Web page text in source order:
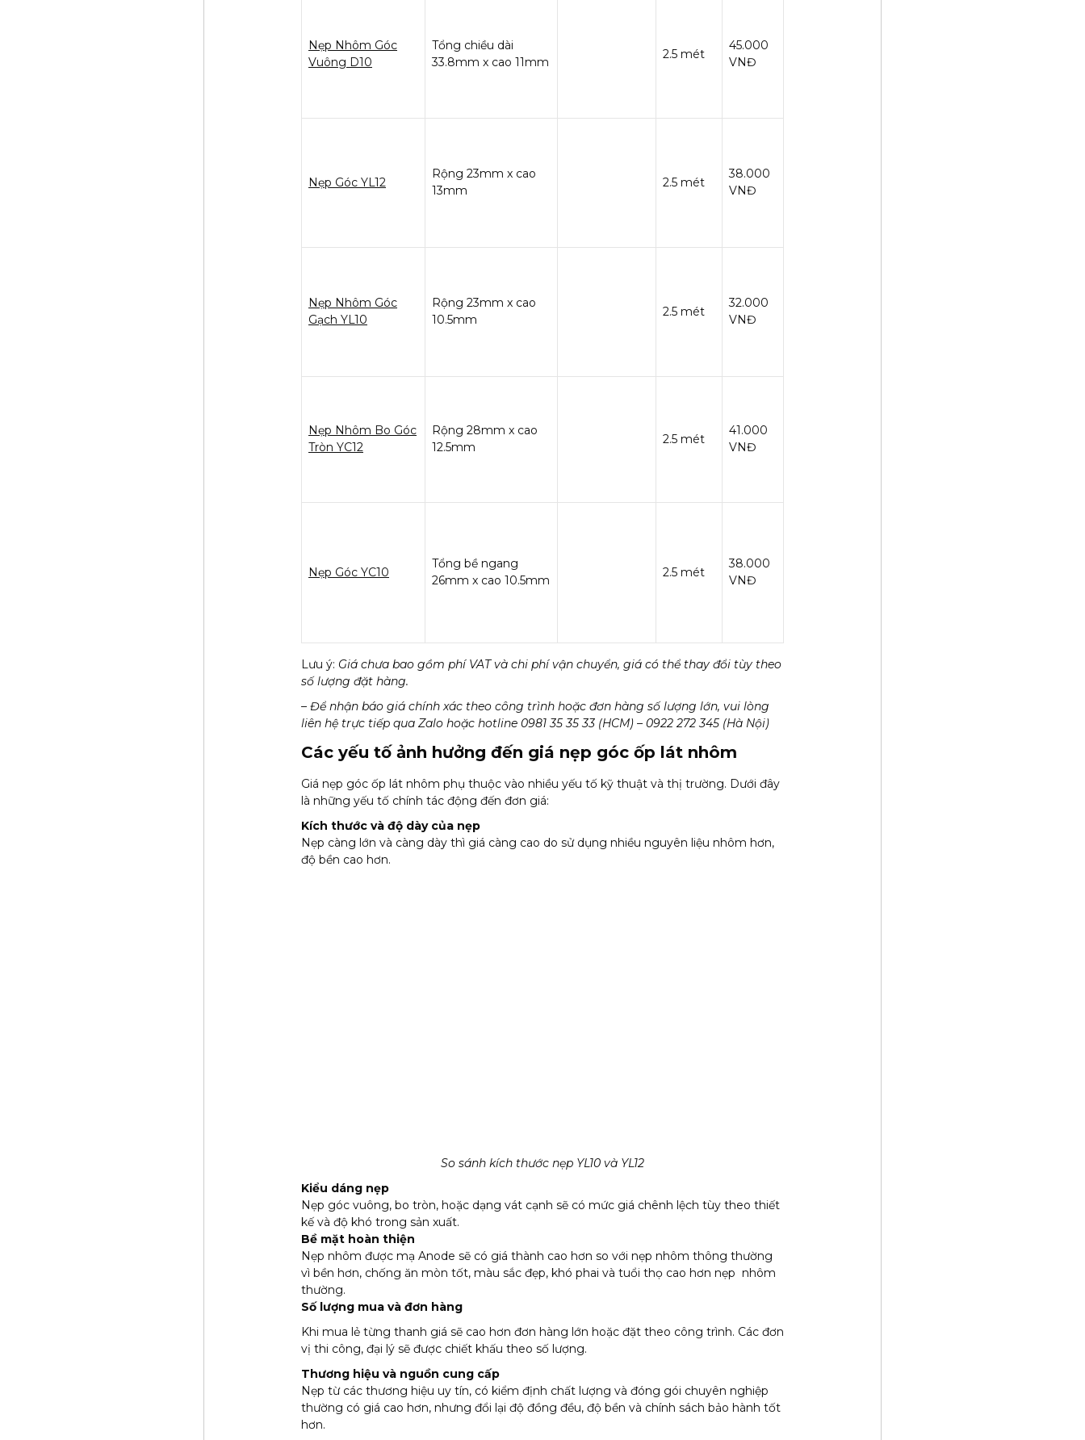
Nẹp Nhôm Góc
Vuông D10
Tổng chiều dài
33.8mm x cao 11mm
2.5 mét
45.000
VNĐ
Nẹp Góc YL12
Rộng 23mm x cao
13mm
2.5 mét
38.000
VNĐ
Nẹp Nhôm Góc
Gạch YL10
Rộng 23mm x cao
10.5mm
2.5 mét
32.000
VNĐ
Nẹp Nhôm Bo Góc
Tròn YC12
Rộng 28mm x cao
12.5mm
2.5 mét
41.000
VNĐ
Nẹp Góc YC10
Tổng bề ngang
26mm x cao 10.5mm
2.5 mét
38.000
VNĐ
Lưu ý: Giá chưa bao gồm phí VAT và chi phí vận chuyển, giá có thể thay đổi tùy theo
số lượng đặt hàng.
– Để nhận báo giá chính xác theo công trình hoặc đơn hàng số lượng lớn, vui lòng
liên hệ trực tiếp qua Zalo hoặc hotline 0981 35 35 33 (HCM) – 0922 272 345 (Hà Nội)
Các yếu tố ảnh hưởng đến giá nẹp góc ốp lát nhôm
Giá nẹp góc ốp lát nhôm phụ thuộc vào nhiều yếu tố kỹ thuật và thị trường. Dưới đây
là những yếu tố chính tác động đến đơn giá:
Kích thước và độ dày của nẹp
Nẹp càng lớn và càng dày thì giá càng cao do sử dụng nhiều nguyên liệu nhôm hơn,
độ bền cao hơn.
So sánh kích thước nẹp YL10 và YL12
Kiểu dáng nẹp
Nẹp góc vuông, bo tròn, hoặc dạng vát cạnh sẽ có mức giá chênh lệch tùy theo thiết
kế và độ khó trong sản xuất.
Bề mặt hoàn thiện
Nẹp nhôm được mạ Anode sẽ có giá thành cao hơn so với nẹp nhôm thông thường
vì bền hơn, chống ăn mòn tốt, màu sắc đẹp, khó phai và tuổi thọ cao hơn nẹp nhôm
thường.
Số lượng mua và đơn hàng
Khi mua lẻ từng thanh giá sẽ cao hơn đơn hàng lớn hoặc đặt theo công trình. Các đơn
vị thi công, đại lý sẽ được chiết khấu theo số lượng.
Thương hiệu và nguồn cung cấp
Nẹp từ các thương hiệu uy tín, có kiểm định chất lượng và đóng gói chuyên nghiệp
thường có giá cao hơn, nhưng đổi lại độ đồng đều, độ bền và chính sách bảo hành tốt
hơn.